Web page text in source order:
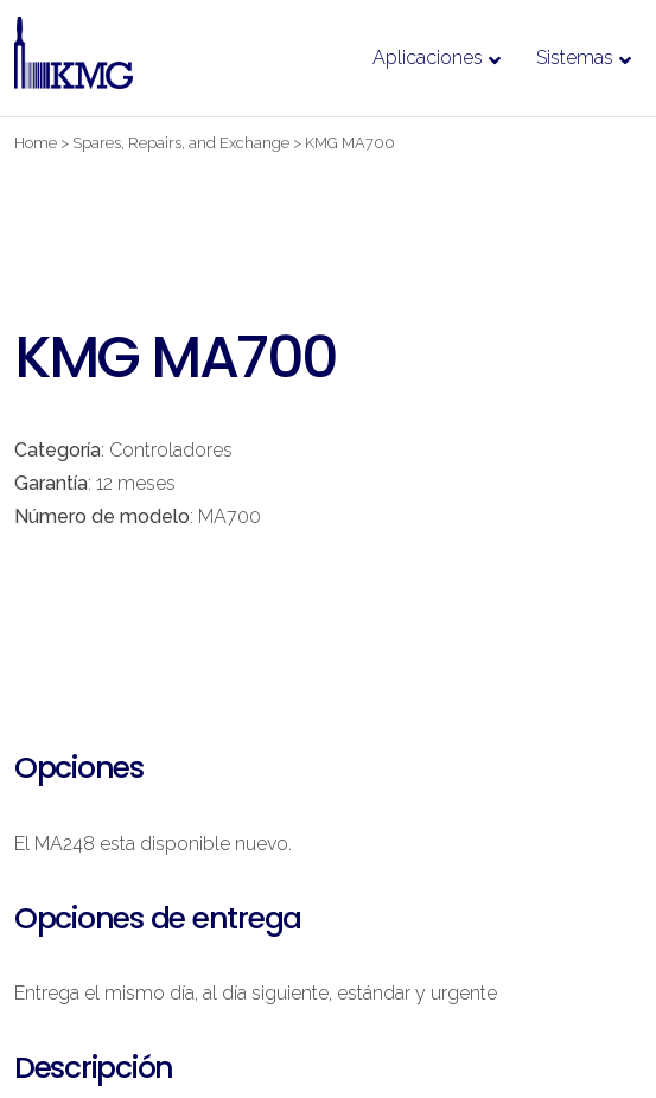
Aplicaciones Sistemas
Home > Spares, Repairs, and Exchange > KMG MA700
KMG MA700
Categoría: Controladores
Garantía: 12 meses
Número de modelo: MA700
Opciones
El MA248 esta disponible nuevo.
Opciones de entrega
Entrega el mismo día, al día siguiente, estándar y urgente
Descripción